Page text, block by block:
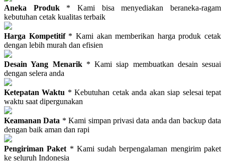
Aneka Produk * Kami bisa menyediakan beraneka-ragam
kebutuhan cetak kualitas terbaik
Harga Kompetitif* Kami akan memberikan harga produk cetak
dengan lebih murah dan efisien
Desain Yang Menarik* Kami siap membuatkan desain sesuai
dengan selera anda
Ketepatan Waktu * Kebutuhan cetak anda akan siap selesai tepat
waktu saat dipergunakan
Keamanan Data * Kami simpan privasi data anda dan backup data
dengan baik aman dan rapi
Pengiriman Paket * Kami sudah berpengalaman mengirim paket
ke seluruh Indonesia